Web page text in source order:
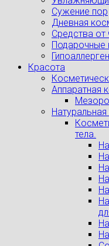
Сужение пор
Дневная
Средства от
Подарочные
Красота
Аппаратная
тела.